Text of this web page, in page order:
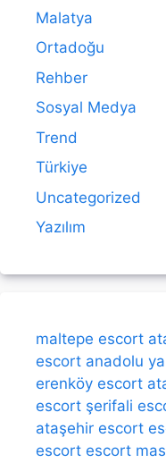
Malatya
Ortadoğu
Rehber
Sosyal Medya
Trend
Türkiye
Uncategorized
Yazılım
maltepe escort
escort anadolu
erenköy escort
escort şerifali
ataşehir escort
escort escort